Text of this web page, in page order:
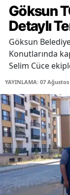
Göksun
Detaylı
Göksun
Konutlarında
Selim Cüce
YAYINLAMA: 07 Ağustos